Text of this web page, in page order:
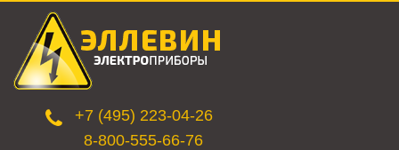
+7 (495) 223-04-26
8-800-555-66-76